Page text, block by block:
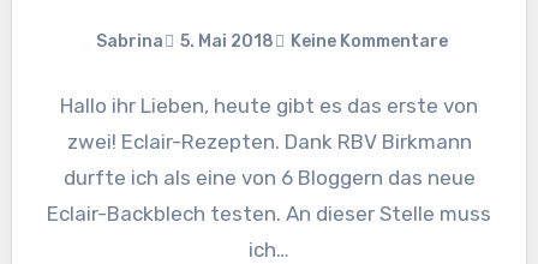
Sabrina 5. Mai 2018 Keine Kommentare
Hallo ihr Lieben, heute gibt es das erste von
zwei! Eclair-Rezepten. Dank RBV Birkmann
durfte ich als eine von 6 Bloggern das neue
Eclair-Backblech testen. An dieser Stelle muss
ich…